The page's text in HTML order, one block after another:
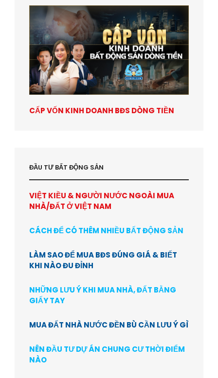
CẤP VỐN KINH DOANH BĐS DÒNG TIỀN
ĐẦU TƯ BẤT ĐỘNG SẢN
VIỆT KIỀU & NGƯỜI NƯỚC NGOÀI MUA
NHÀ/ĐẤT Ở VIỆT NAM
CÁCH ĐỂ CÓ THÊM NHIỀU BẤT ĐỘNG SẢN
LÀM SAO ĐỂ MUA BĐS ĐÚNG GIÁ & BIẾT
KHI NÀO ĐU ĐỈNH
NHỮNG LƯU Ý KHI MUA NHÀ, ĐẤT BẰNG
GIẤY TAY
MUA ĐẤT NHÀ NƯỚC ĐỀN BÙ CẦN LƯU Ý GÌ
NÊN ĐẦU TƯ DỰ ÁN CHUNG CƯ THỜI ĐIỂM
NÀO